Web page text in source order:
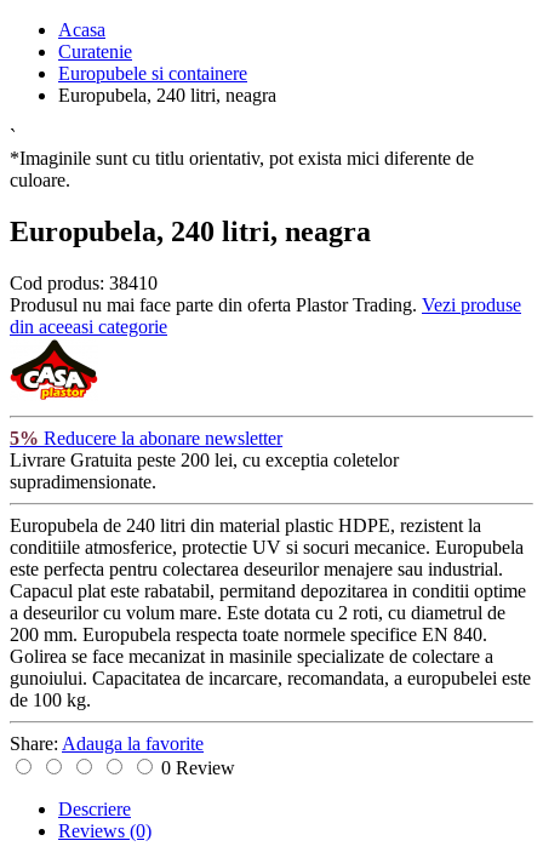
Acasa
Curatenie
Europubele si containere
Europubela, 240 litri, neagra
`
*Imaginile sunt cu titlu orientativ, pot exista mici diferente de
culoare.
Europubela, 240 litri, neagra
Cod produs: 38410
Produsul nu mai face parte din oferta Plastor Trading. Vezi produse
din aceeasi categorie
5% Reducere la abonare newsletter
Livrare Gratuita peste 200 lei, cu exceptia coletelor
supradimensionate.
Europubela de 240 litri din material plastic HDPE, rezistent la
conditiile atmosferice, protectie UV si socuri mecanice. Europubela
este perfecta pentru colectarea deseurilor menajere sau industrial.
Capacul plat este rabatabil, permitand depozitarea in conditii optime
a deseurilor cu volum mare. Este dotata cu 2 roti, cu diametrul de
200 mm. Europubela respecta toate normele specifice EN 840.
Golirea se face mecanizat in masinile specializate de colectare a
gunoiului. Capacitatea de incarcare, recomandata, a europubelei este
de 100 kg.
Share: Adauga la favorite
0 Review
Descriere
Reviews (0)